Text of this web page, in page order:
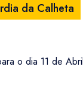
da Calheta
o dia 11 de